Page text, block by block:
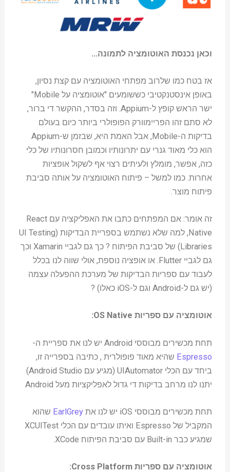
וכאן נכנסת האוטומציה לתמונה…
אז בטח כמו שלרוב מפתחי האוטומציה עם קצת נסיון,
באופן אינסטנקטיבי כששומעים "אוטומציה על Mobile"
ישר הראש קופץ ל-Appium. וזה בסדר, ההקשר די ברור,
לא סתם זהו הפריימוורק הפופולרי ביותר כיום בעולם
בדיקות ה-Mobile, אבל האמת היא, שבזמן ש-Appium
הוא כלי מאוד גנרי עם יתרונותיו וכמובן חסרונותיו של כלי
כזה, אפשר, מומלץ ולעיתים רצוי אף לשקול אופציות
אחרות. כמו למשל – פיתוח האוטומציה על אותה סביבת
פיתוח מוצר.
זה אומר: אם המפתחים כתבו את האפליקציה עם React
Native, למה שלא נשתמש בספריית הבדיקות (UI Testing
Libraries) של סביבת הפיתוח ? כך גם לגביי Xamarin וכך
גם לגביי Flutter. או אופציה נוספת, אולי שווה לנו בכלל
לעבוד עם ספריות הבדיקות של מערכת ההפעלה עצמה
(יש גם ל-Android וגם ל-iOS כאלו) ?
אוטומציה עם ספריות OS Native:
תחת מכשירים מבוססי Android יש לנו את ספריית ה-
Espresso שהיא מאוד פופולרית , כתיבה בספרייה זו,
ביחד עם הכלי UIAutomator (מגיע עם Android Studio)
יתנו לנו מרחב בדיקות די גדול לאפליקציות מעל Android
תחת מכשירים מבוססי iOS יש לנו את EarlGrey שהוא
המקביל של Espresso ואיתו עובדים עם הכלי XCUITest
שמגיע כבר Built-in עם סביבת הפיתוח XCode.
אוטומציה עם ספריות Cross Platform: